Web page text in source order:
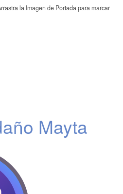
la Imagen de Portada para marcar
Mayta